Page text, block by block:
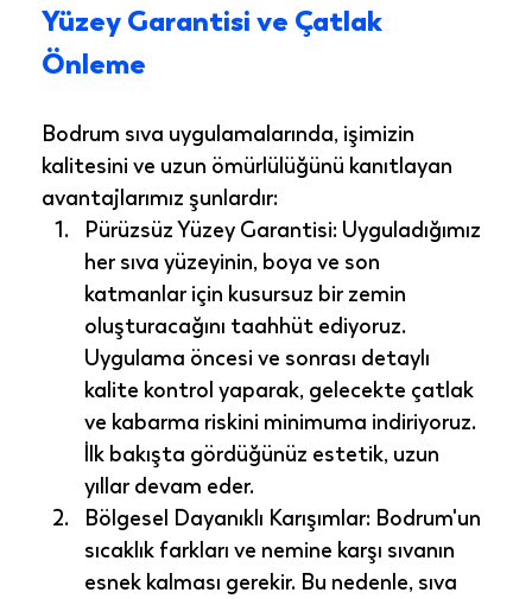
Yüzey Garantisi ve Çatlak
Önleme
Bodrum sıva uygulamalarında, işimizin
kalitesini ve uzun ömürlülüğünü kanıtlayan
avantajlarımız şunlardır:
Pürüzsüz Yüzey Garantisi: Uyguladığımız
her sıva yüzeyinin, boya ve son
katmanlar için kusursuz bir zemin
oluşturacağını taahhüt ediyoruz.
Uygulama öncesi ve sonrası detaylı
kalite kontrol yaparak, gelecekte çatlak
ve kabarma riskini minimuma indiriyoruz.
İlk bakışta gördüğünüz estetik, uzun
yıllar devam eder.
Bölgesel Dayanıklı Karışımlar: Bodrum'un
sıcaklık farkları ve nemine karşı sıvanın
esnek kalması gerekir. Bu nedenle, sıva